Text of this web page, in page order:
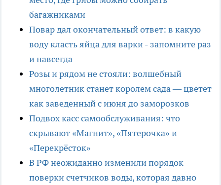
багажниками
Повар дал окончательный ответ: в какую
воду класть яйца для варки - запомните раз
и навсегда
Розы и рядом не стояли: волшебный
многолетник станет королем сада — цветет
как заведенный с июня до заморозков
Подвох касс самообслуживания: что
скрывают «Магнит», «Пятерочка» и
«Перекрёсток»
В РФ неожиданно изменили порядок
поверки счетчиков воды, которая давно